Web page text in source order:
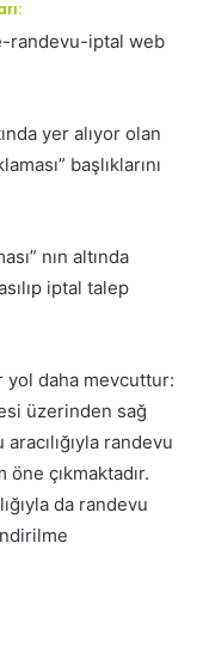
randevu-iptal web
yer alıyor olan
başlıklarını
nın altında
iptal talep
yol daha mevcuttur:
üzerinden sağ
randevu
çıkmaktadır.
da randevu